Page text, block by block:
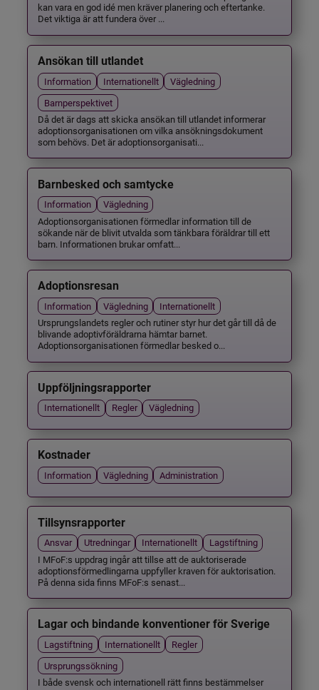
kan vara en god idé men kräver planering och eftertanke.
Det viktiga är att fundera över ...
Ansökan till utlandet
Information Internationellt
Vägledning
Barnperspektivet
Då det är dags att skicka ansökan till utlandet informerar
adoptionsorganisationen om vilka ansökningsdokument
som behövs. Det är adoptionsorganisati...
Barnbesked och samtycke
Information
Vägledning
Adoptionsorganisationen förmedlar information till de
sökande när de blivit utvalda som tänkbara föräldrar till ett
barn. Informationen brukar omfatt...
Adoptionsresan
Information Vägledning
Internationellt
Ursprungslandets regler och rutiner styr hur det går till då de
blivande adoptivföräldrarna hämtar barnet.
Adoptionsorganisationen förmedlar besked o...
Uppföljningsrapporter
Internationellt Regler Vägledning
Kostnader
Information Vägledning Administration
Tillsynsrapporter
Ansvar Utredningar Internationellt
Lagstiftning
I MFoF:s uppdrag ingår att tillse att de auktoriserade
adoptionsförmedlingarna uppfyller kraven för auktorisation.
På denna sida finns MFoF:s senast...
Lagar och bindande konventioner för Sverige
Lagstiftning Internationellt
Regler
Ursprungssökning
I både svensk och internationell rätt finns bestämmelser